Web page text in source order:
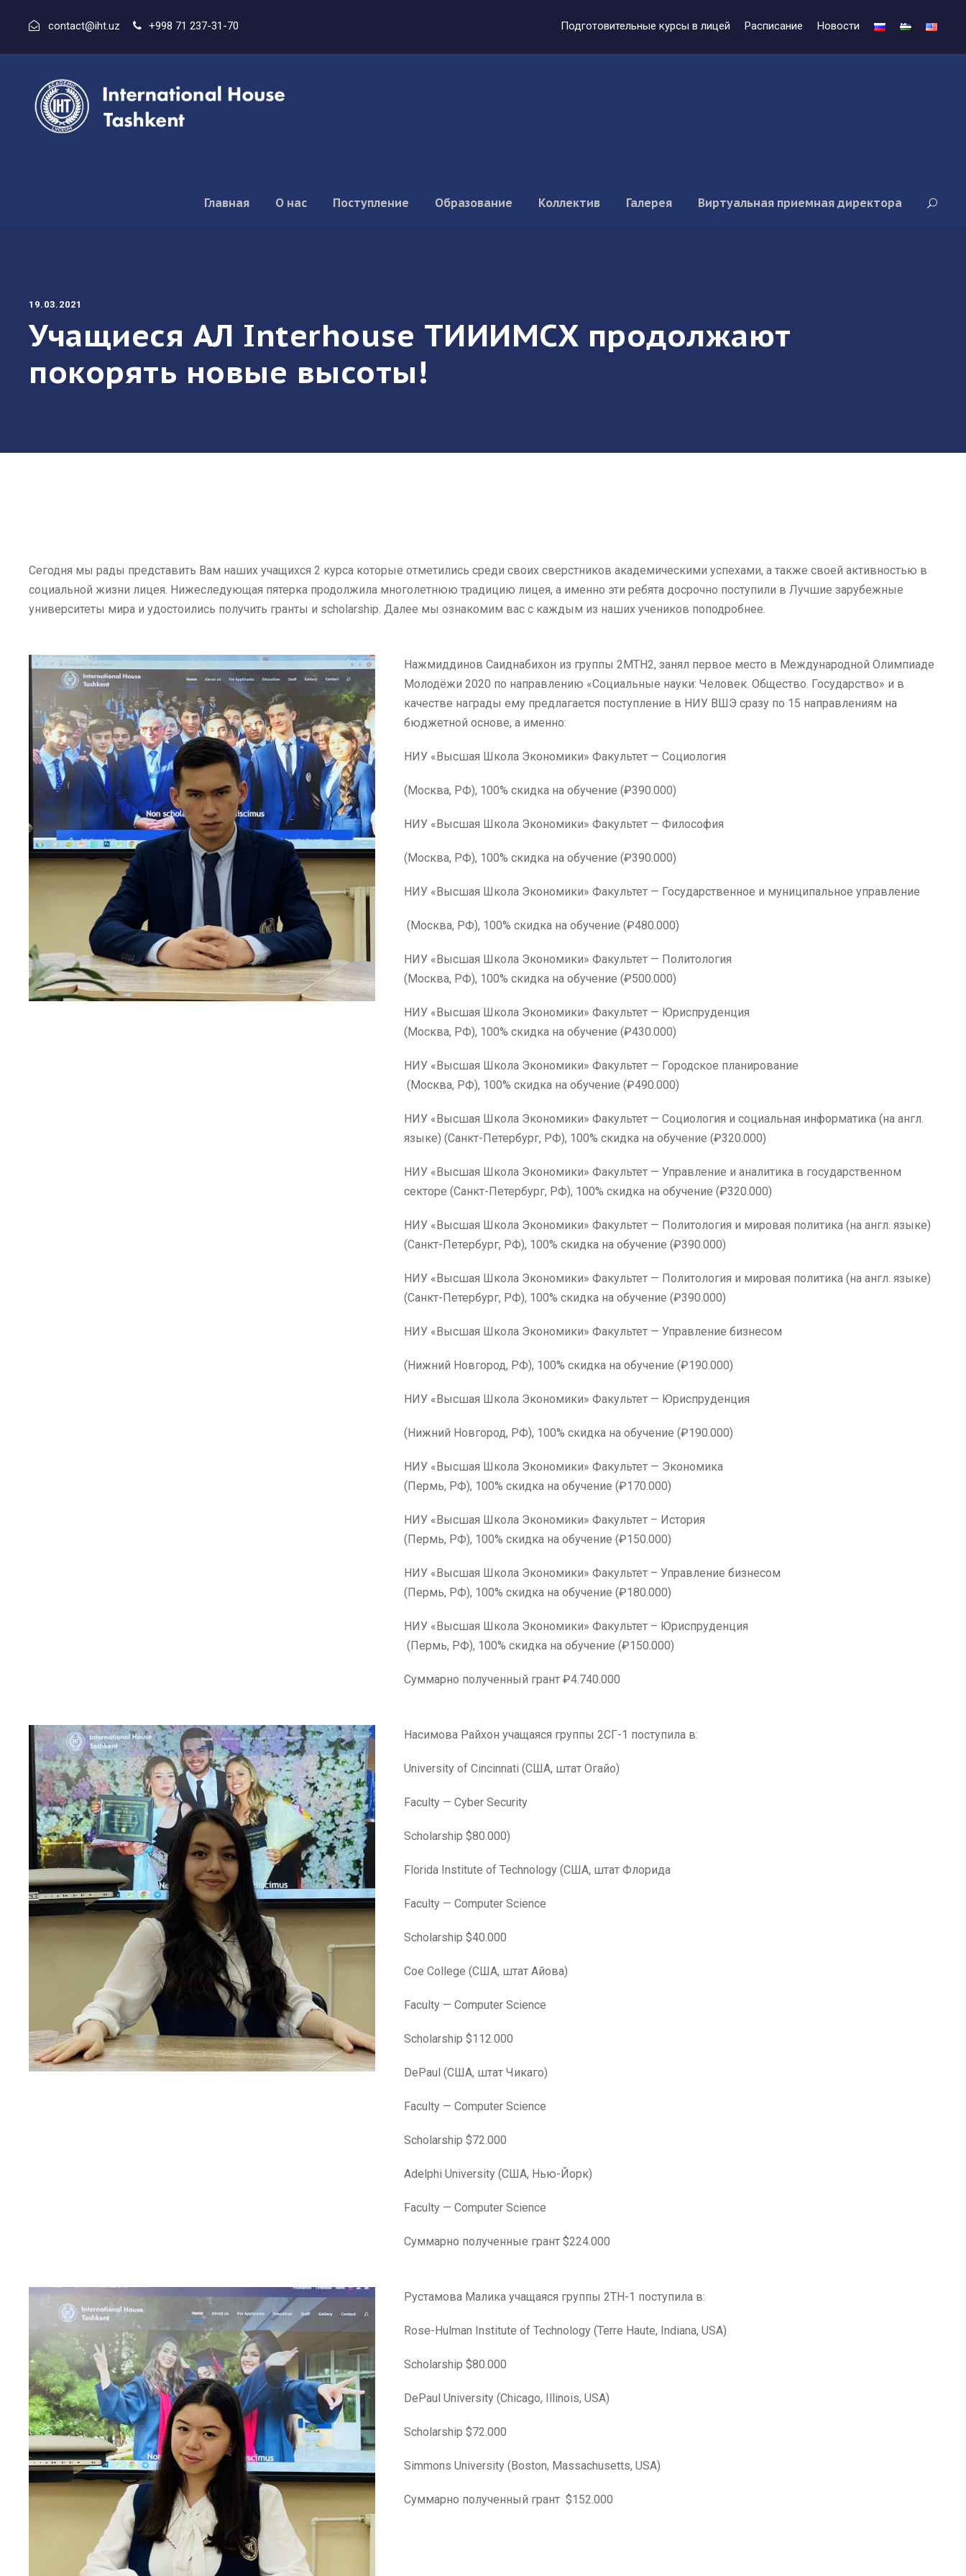
contact@iht.uz +998 71 237-31-70 Подготовительные курсы в лицей Расписание Новости
Главная О нас Поступление Образование Коллектив Галерея Виртуальная приемная директора
19.03.2021
Учащиеся АЛ Interhouse ТИИИМСХ продолжают
покорять новые высоты!
Сегодня мы рады представить Вам наших учащихся 2 курса которые отметились среди своих сверстников академическими успехами, а также своей активностью в
социальной жизни лицея. Нижеследующая пятерка продолжила многолетнюю традицию лицея, а именно эти ребята досрочно поступили в Лучшие зарубежные
университеты мира и удостоились получить гранты и scholarship. Далее мы ознакомим вас с каждым из наших учеников поподробнее.
Нажмиддинов Саиднабихон из группы 2МТН2, занял первое место в Международной Олимпиаде
Молодёжи 2020 по направлению «Социальные науки: Человек. Общество. Государство» и в
качестве награды ему предлагается поступление в НИУ ВШЭ сразу по 15 направлениям на
бюджетной основе, а именно:
НИУ «Высшая Школа Экономики» Факультет — Социология
(Москва, РФ), 100% скидка на обучение (₽390.000)
НИУ «Высшая Школа Экономики» Факультет — Философия
(Москва, РФ), 100% скидка на обучение (₽390.000)
НИУ «Высшая Школа Экономики» Факультет — Государственное и муниципальное управление
(Москва, РФ), 100% скидка на обучение (₽480.000)
НИУ «Высшая Школа Экономики» Факультет — Политология
(Москва, РФ), 100% скидка на обучение (₽500.000)
НИУ «Высшая Школа Экономики» Факультет — Юриспруденция
(Москва, РФ), 100% скидка на обучение (₽430.000)
НИУ «Высшая Школа Экономики» Факультет — Городское планирование
(Москва, РФ), 100% скидка на обучение (₽490.000)
НИУ «Высшая Школа Экономики» Факультет — Социология и социальная информатика (на англ.
языке) (Санкт-Петербург, РФ), 100% скидка на обучение (₽320.000)
НИУ «Высшая Школа Экономики» Факультет — Управление и аналитика в государственном
секторе (Санкт-Петербург, РФ), 100% скидка на обучение (₽320.000)
НИУ «Высшая Школа Экономики» Факультет — Политология и мировая политика (на англ. языке)
(Санкт-Петербург, РФ), 100% скидка на обучение (₽390.000)
НИУ «Высшая Школа Экономики» Факультет — Политология и мировая политика (на англ. языке)
(Санкт-Петербург, РФ), 100% скидка на обучение (₽390.000)
НИУ «Высшая Школа Экономики» Факультет — Управление бизнесом
(Нижний Новгород, РФ), 100% скидка на обучение (₽190.000)
НИУ «Высшая Школа Экономики» Факультет — Юриспруденция
(Нижний Новгород, РФ), 100% скидка на обучение (₽190.000)
НИУ «Высшая Школа Экономики» Факультет — Экономика
(Пермь, РФ), 100% скидка на обучение (₽170.000)
НИУ «Высшая Школа Экономики» Факультет – История
(Пермь, РФ), 100% скидка на обучение (₽150.000)
НИУ «Высшая Школа Экономики» Факультет – Управление бизнесом
(Пермь, РФ), 100% скидка на обучение (₽180.000)
НИУ «Высшая Школа Экономики» Факультет – Юриспруденция
(Пермь, РФ), 100% скидка на обучение (₽150.000)
Суммарно полученный грант ₽4.740.000
Насимова Райхон учащаяся группы 2СГ-1 поступила в:
University of Cincinnati (США, штат Огайо)
Faculty — Cyber Security
Scholarship $80.000)
Florida Institute of Technology (США, штат Флорида
Faculty — Computer Science
Scholarship $40.000
Coe College (США, штат Айова)
Faculty — Computer Science
Scholarship $112.000
DePaul (США, штат Чикаго)
Faculty — Computer Science
Scholarship $72.000
Adelphi University (США, Нью-Йорк)
Faculty — Computer Science
Суммарно полученные грант $224.000
Рустамова Малика учащаяся группы 2ТН-1 поступила в:
Rose-Hulman Institute of Technology (Terre Haute, Indiana, USA)
Scholarship $80.000
DePaul University (Chicago, Illinois, USA)
Scholarship $72.000
Simmons University (Boston, Massachusetts, USA)
Суммарно полученный грант $152.000